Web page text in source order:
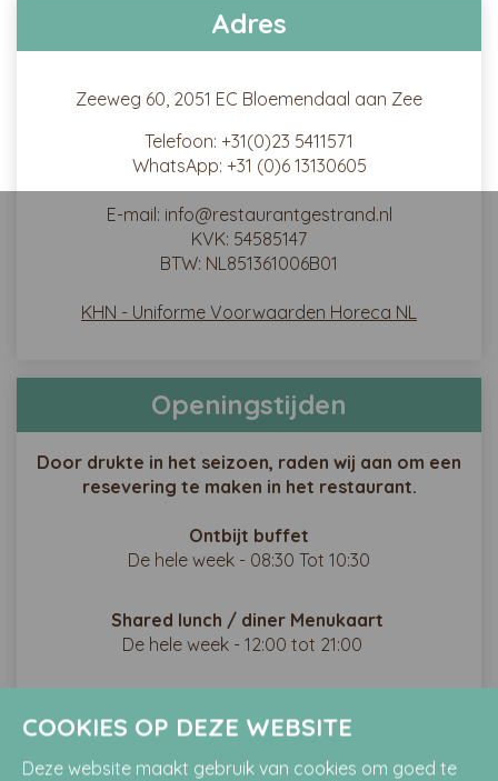
Adres
Zeeweg 60, 2051 EC Bloemendaal aan Zee
Telefoon: +31(0)23 5411571
WhatsApp: +31 (0)6 13130605
E-mail: info@restaurantgestrand.nl
KVK: 54585147
BTW: NL851361006B01
KHN - Uniforme Voorwaarden Horeca NL
Openingstijden
Door drukte in het seizoen, raden wij aan om een
resevering te maken in het restaurant.
Ontbijt buffet
De hele week - 08:30 Tot 10:30
Shared lunch / diner Menukaart
De hele week - 12:00 tot 21:00
De hele week - 17:00 tot 20:30
COOKIES OP DEZE WEBSITE
Deze website maakt gebruik van cookies om goed te